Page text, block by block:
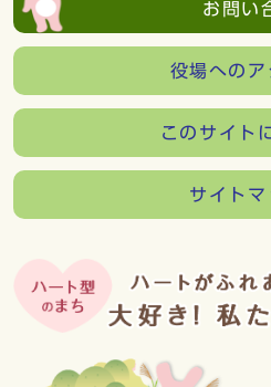
お問い
役場へのア
このサイト
サイトマ